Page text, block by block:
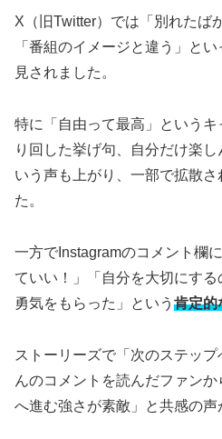
X（旧Twitter）では「別れたば
「番組のイメージと違う」とい
見されました。
特に「自由って最高」という
り回した挙げ句、自分だけ楽
いう声も上がり、一部で拡散
た。
一方でInstagramのコメント欄
ていい！」「自分を大切にす
勇気をもらった」という 肯定的
ストーリーズで「次のステッ
んのコメントを読んだファン
へ進む強さが素敵」と共感の声